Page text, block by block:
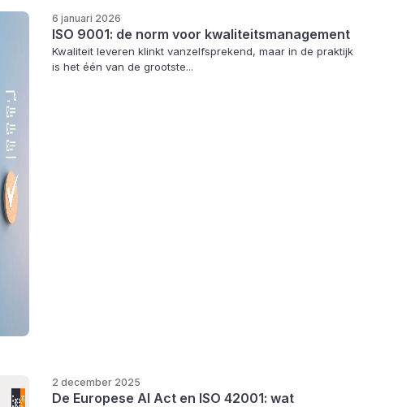
6 januari 2026
ISO 9001: de norm voor kwaliteitsmanagement
Kwaliteit leveren klinkt vanzelfsprekend, maar in de praktijk
is het één van de grootste...
2 december 2025
De Europese AI Act en ISO 42001: wat